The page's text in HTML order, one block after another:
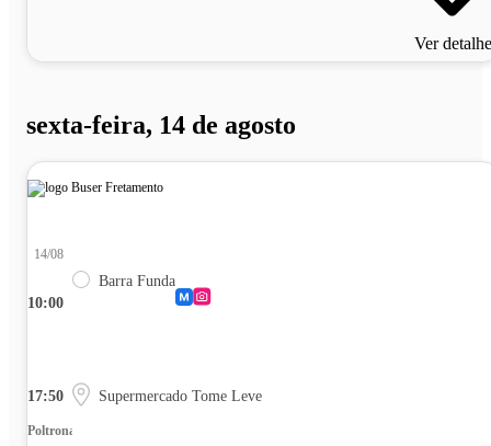
Ver
sexta-feira, 14 de agosto
10:00
14/08
Barra Funda
17:50 Supermercado Tome Leve
Poltrona